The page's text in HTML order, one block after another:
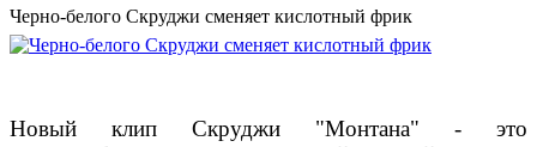
Черно-белого Скруджи сменяет кислотный фрик
Новый клип Скруджи "Монтана" - это